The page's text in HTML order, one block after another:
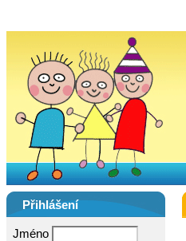
Přihlášení
Jméno